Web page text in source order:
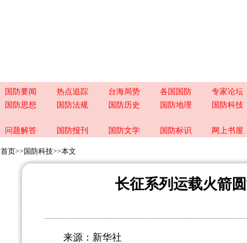
国防要闻 热点追踪 台海局势 各国国防 专家论坛
国防思想 国防法规 国防历史 国防地理 国防科技
问题解答 国防报刊 国防文学 国防标识 网上书屋
首页>> 国防科技>>本文
长征系列运载火箭
来源：新华社